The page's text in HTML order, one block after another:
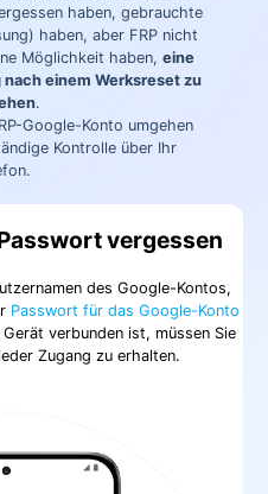
haben, gebrauchte
haben, aber FRP nicht
Möglichkeit haben, eine
einem Werksreset zu
.
Google-Konto umgehen
Kontrolle über Ihr
vergessen
des Google-Kontos,
Passwort für das Google-Konto
verbunden ist, müssen Sie
Zugang zu erhalten.